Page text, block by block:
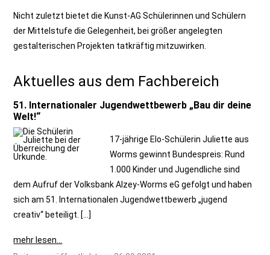
Nicht zuletzt bietet die Kunst-AG Schülerinnen und Schülern
der Mittelstufe die Gelegenheit, bei größer angelegten
gestalterischen Projekten tatkräftig mitzuwirken.
Aktuelles aus dem Fachbereich
51. Internationaler Jugendwettbewerb „Bau dir deine
Welt!“
17-jährige Elo-Schülerin Juliette aus
Worms gewinnt Bundespreis: Rund
1.000 Kinder und Jugendliche sind
dem Aufruf der Volksbank Alzey-Worms eG gefolgt und haben
sich am 51. Internationalen Jugendwettbewerb „jugend
creativ“ beteiligt. […]
mehr lesen...